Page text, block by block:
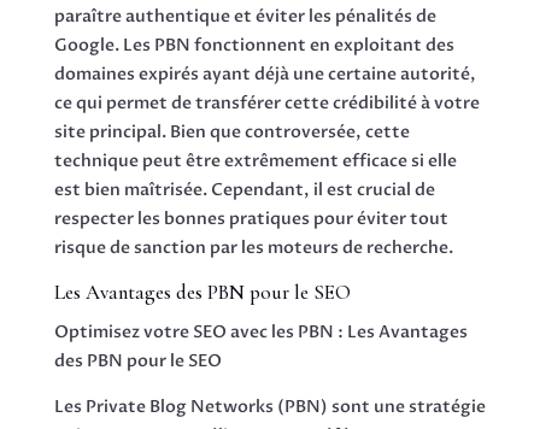
paraître authentique et éviter les pénalités de
Google. Les PBN fonctionnent en exploitant des
domaines expirés ayant déjà une certaine autorité,
ce qui permet de transférer cette crédibilité à votre
site principal. Bien que controversée, cette
technique peut être extrêmement efficace si elle
est bien maîtrisée. Cependant, il est crucial de
respecter les bonnes pratiques pour éviter tout
risque de sanction par les moteurs de recherche.
Les Avantages des PBN pour le SEO
Optimisez votre SEO avec les PBN : Les Avantages
des PBN pour le SEO
Les Private Blog Networks (PBN) sont une stratégie